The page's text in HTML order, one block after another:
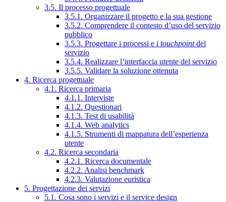
3.5. Il processo progettuale
3.5.1. Organizzare il progetto e la sua gestione
3.5.2. Comprendere il contesto d’uso del servizio
pubblico
3.5.3. Progettare i processi e i touchpointdel
servizio
3.5.4. Realizzare l’interfaccia utente del servizio
3.5.5. Validare la soluzione ottenuta
4. Ricerca progettuale
4.1. Ricerca primaria
4.1.1. Interviste
4.1.2. Questionari
4.1.3. Test di usabilità
4.1.4. Web analytics
4.1.5. Strumenti di mappatura dell’esperienza
utente
4.2. Ricerca secondaria
4.2.1. Ricerca documentale
4.2.2. Analisi benchmark
4.2.3. Valutazione euristica
5. Progettazione dei servizi
5.1. Cosa sono i servizi e il service design